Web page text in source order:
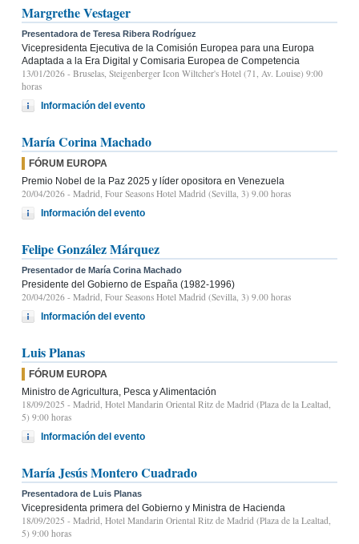
Margrethe Vestager
Presentadora de Teresa Ribera Rodríguez
Vicepresidenta Ejecutiva de la Comisión Europea para una Europa
Adaptada a la Era Digital y Comisaria Europea de Competencia
13/01/2026 - Bruselas, Steigenberger Icon Wiltcher's Hotel (71, Av. Louise) 9:00
horas
Información del evento
María Corina Machado
FÓRUM EUROPA
Premio Nobel de la Paz 2025 y líder opositora en Venezuela
20/04/2026 - Madrid, Four Seasons Hotel Madrid (Sevilla, 3) 9.00 horas
Información del evento
Felipe González Márquez
Presentador de María Corina Machado
Presidente del Gobierno de España (1982-1996)
20/04/2026 - Madrid, Four Seasons Hotel Madrid (Sevilla, 3) 9.00 horas
Información del evento
Luis Planas
FÓRUM EUROPA
Ministro de Agricultura, Pesca y Alimentación
18/09/2025 - Madrid, Hotel Mandarin Oriental Ritz de Madrid (Plaza de la Lealtad,
5) 9:00 horas
Información del evento
María Jesús Montero Cuadrado
Presentadora de Luis Planas
Vicepresidenta primera del Gobierno y Ministra de Hacienda
18/09/2025 - Madrid, Hotel Mandarin Oriental Ritz de Madrid (Plaza de la Lealtad,
5) 9:00 horas